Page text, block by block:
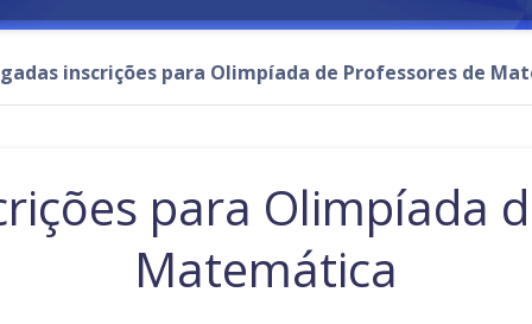
Tocantins
inscrições para Olimpíada de Professores de
para Olimpíada
Matemática